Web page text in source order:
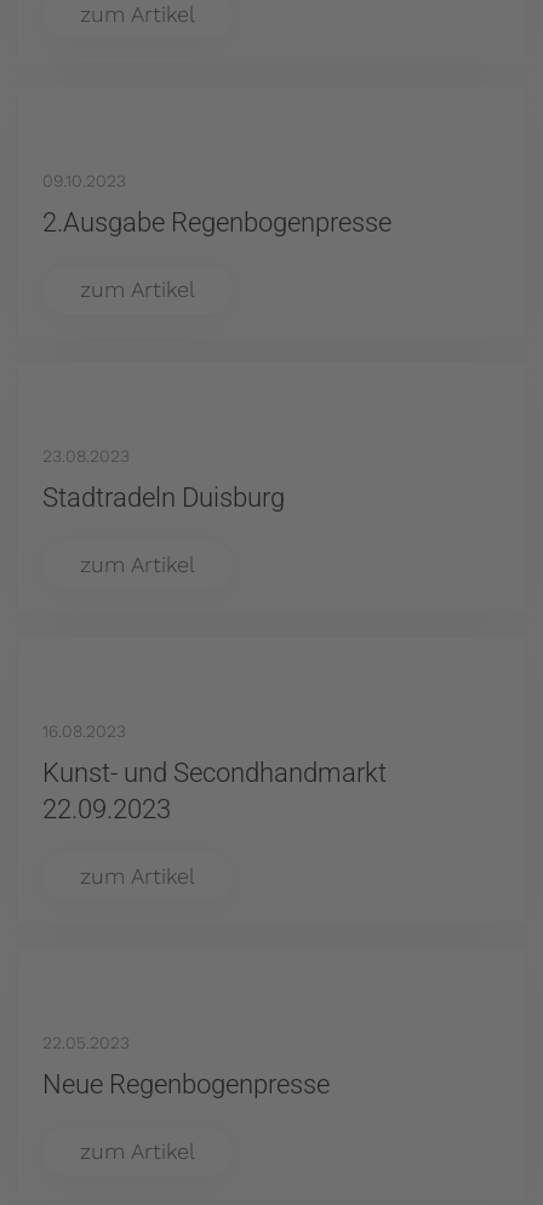
zum Artikel
09.10.2023
2.Ausgabe Regenbogenpresse
zum Artikel
23.08.2023
Stadtradeln Duisburg
zum Artikel
16.08.2023
Kunst- und Secondhandmarkt
22.09.2023
zum Artikel
22.05.2023
Neue Regenbogenpresse
zum Artikel